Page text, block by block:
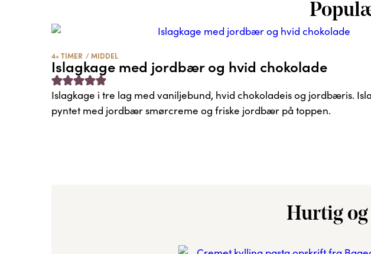
4+ TIMER /MIDDEL
Islagkage med jordbær og hvid chokolade
Islagkage i tre lag med vaniljebund, hvid chokoladeis og jordbæris.
pyntet med jordbær smørcreme og friske jordbær på toppen.
Hurtig